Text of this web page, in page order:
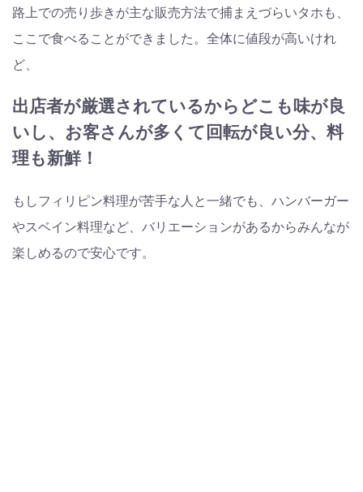
路上での売り歩きが主な販売方法で捕まえづらいタホも、
ここで食べることができました。全体に値段が高いけれ
ど、
出店者が厳選されているからどこも味が良
いし、お客さんが多くて回転が良い分、料
理も新鮮！
もしフィリピン料理が苦手な人と一緒でも、ハンバーガー
やスベイン料理など、バリエーションがあるからみんなが
楽しめるので安心です。